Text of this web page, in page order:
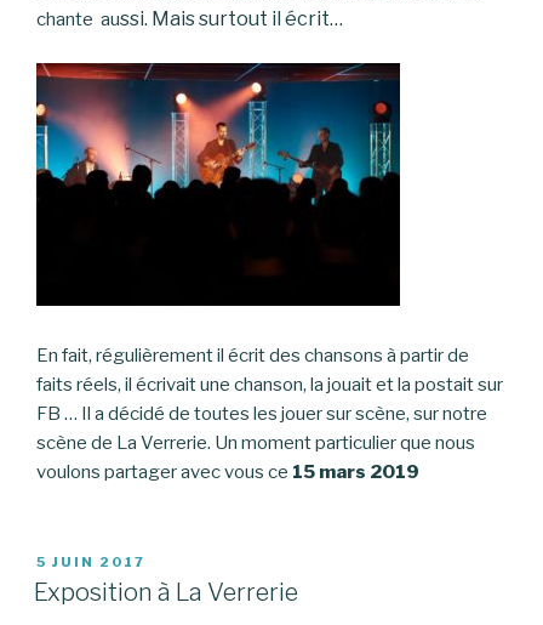
chante aussi. Mais surtout il écrit…
En fait, régulièrement il écrit des chansons à partir de
faits réels, il écrivait une chanson, la jouait et la postait sur
FB … Il a décidé de toutes les jouer sur scène, sur notre
scène de La Verrerie. Un moment particulier que nous
voulons partager avec vous ce 15 mars 2019
PUBLIÉ
LE
5 JUIN 2017
Exposition à La Verrerie